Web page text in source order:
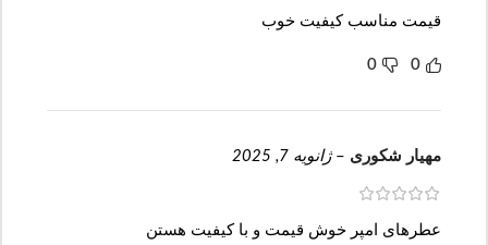
قیمت مناسب کیفیت خوب
0
0
مهیار شکوری – ژانویه 7, 2025
عطرهای امپر خوش قیمت و با کیفیت هستن